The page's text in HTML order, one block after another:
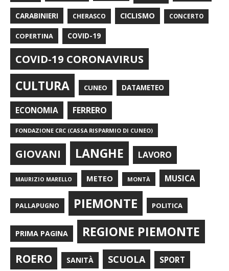
CARABINIERI CHERASCO CICLISMO CONCERTO
COPERTINA COVID-19
COVID-19 CORONAVIRUS
CULTURA CUNEO DATAMETEO
ECONOMIA FERRERO
FONDAZIONE CRC (CASSA RISPARMIO DI CUNEO)
GIOVANI LANGHE LAVORO
MAURIZIO MARELLO METEO MONTÀ MUSICA
PALLAPUGNO PIEMONTE POLITICA
PRIMA PAGINA REGIONE PIEMONTE
ROERO SANITÀ SCUOLA SPORT